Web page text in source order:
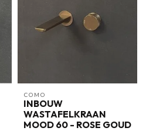
COMO
INBOUW
WASTAFELKRAAN
MOOD 60 - ROSE GOUD